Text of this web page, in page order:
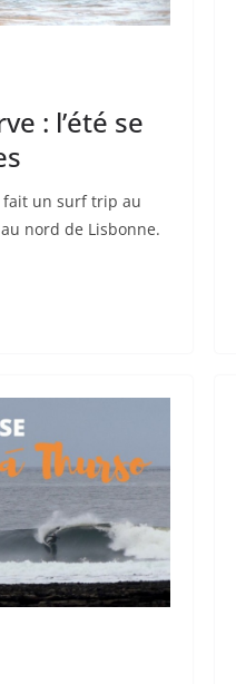
: l’été se
fait un surf trip au
nord de Lisbonne.